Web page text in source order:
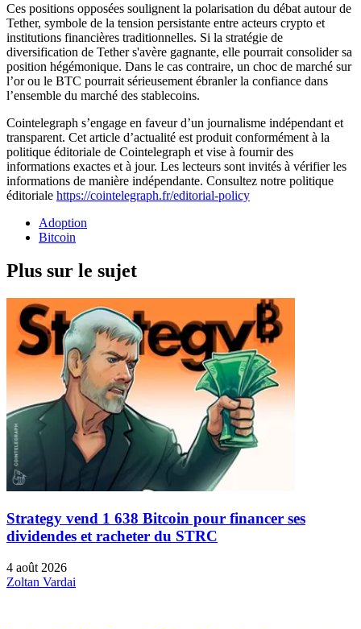
Ces positions opposées soulignent la polarisation du débat autour de
Tether, symbole de la tension persistante entre acteurs crypto et
institutions financières traditionnelles. Si la stratégie de
diversification de Tether s'avère gagnante, elle pourrait consolider sa
position hégémonique. Dans le cas contraire, un choc de marché sur
l’or ou le BTC pourrait sérieusement ébranler la confiance dans
l’ensemble du marché des stablecoins.
Cointelegraph s’engage en faveur d’un journalisme indépendant et
transparent. Cet article d’actualité est produit conformément à la
politique éditoriale de Cointelegraph et vise à fournir des
informations exactes et à jour. Les lecteurs sont invités à vérifier les
informations de manière indépendante. Consultez notre politique
éditoriale https://cointelegraph.fr/editorial-policy
Adoption
Bitcoin
Plus sur le sujet
Strategy vend 1 638 Bitcoin pour financer ses
dividendes et racheter du STRC
4 août 2026
Zoltan Vardai